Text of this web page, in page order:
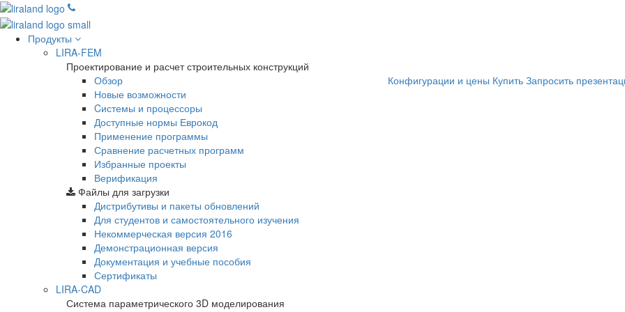
Продукты
LIRA-FEM
Проектирование и расчет строительных конструкций
Обзор
Новые возможности
Cистемы и процессоры
Доступные нормы Еврокод
Применение программы
Сравнение расчетных программ
Избранные проекты
Верификация
Конфигурации и цены Купить Запросить
Файлы для загрузки
Дистрибутивы и пакеты обновлений
Для студентов и самостоятельного изучения
Некоммерческая версия 2016
Демонстрационная версия
Документация и учебные пособия
Сертификаты
LIRA-CAD
Система параметрического 3D моделирования